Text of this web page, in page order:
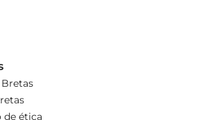
de ética